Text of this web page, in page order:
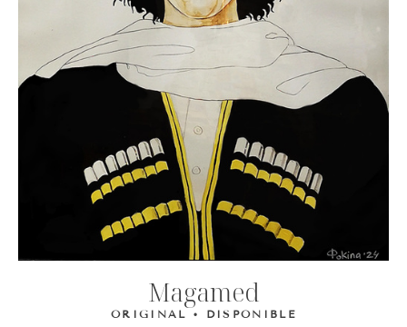
Magamed
ORIGINAL • DISPONIBLE